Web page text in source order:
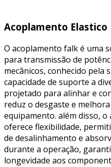
Acoplamento Elastico
O acoplamento falk é uma
para transmissão de
mecânicos, conhecido pela
capacidade de suporte a
projetado para alinhar e
reduz o desgaste e
equipamento. além disso,
oferece flexibilidade,
de desalinhamento e
durante a operação,
longevidade aos